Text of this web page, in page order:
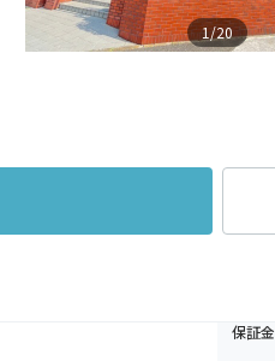
1/20
保証金